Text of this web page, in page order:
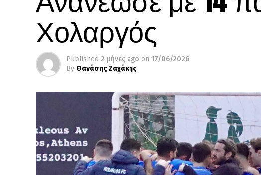
Χολαργός
Published 2 μήνες ago on 17/06/2026
By Θανάσης Ζαχάκης